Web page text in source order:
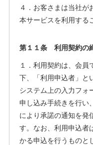
４．お客さまは当社が
本サービスを利用する
第１１条 利用契約の
１．利用契約は、会員
下、「利用申込者」と
システム上の入力フォ
申し込み手続きを行い
により承諾の通知を発
す。なお、利用申込者
かる申込を行うものと